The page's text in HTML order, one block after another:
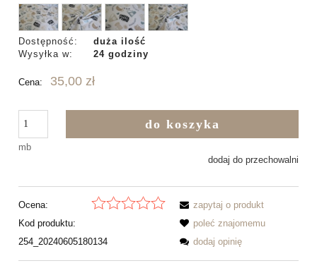
Dostępność:
duża ilość
Wysyłka w:
24 godziny
Cena: 35,00 zł
mb
do koszyka
dodaj do przechowalni
Ocena:
Kod produktu:
254_20240605180134
zapytaj o produkt
poleć znajomemu
dodaj opinię